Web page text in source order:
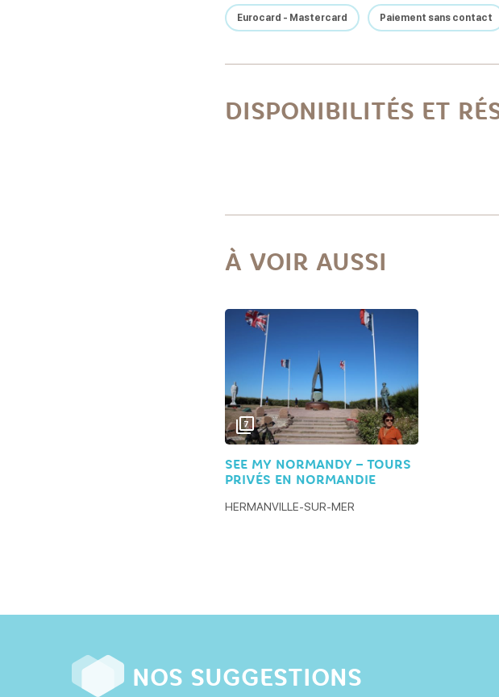
Eurocard - Mastercard Paiement sans contact
DISPONIBILITÉS ET
À VOIR AUSSI
7
SEE MY NORMANDY – TOURS
PRIVÉS EN NORMANDIE
HERMANVILLE-SUR-MER
NOS SUGGESTIONS